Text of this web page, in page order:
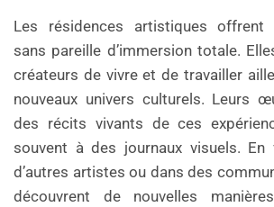
Les résidences artistiques offrent
sans pareille d’immersion totale.
créateurs de vivre et de travailler
nouveaux univers culturels. Leurs
des récits vivants de ces
souvent à des journaux visuels. En
d’autres artistes ou dans des
découvrent de nouvelles